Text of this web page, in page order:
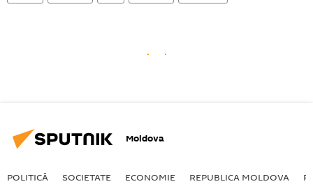
Moldova
POLITICĂ SOCIETATE ECONOMIE REPUBLICA MOLDOVA